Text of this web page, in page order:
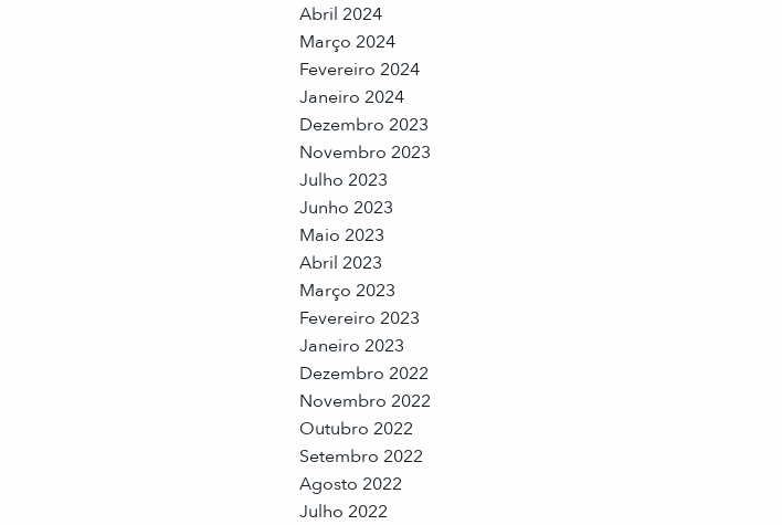
Abril 2024
Março 2024
Fevereiro 2024
Janeiro 2024
Dezembro 2023
Novembro 2023
Julho 2023
Junho 2023
Maio 2023
Abril 2023
Março 2023
Fevereiro 2023
Janeiro 2023
Dezembro 2022
Novembro 2022
Outubro 2022
Setembro 2022
Agosto 2022
Julho 2022